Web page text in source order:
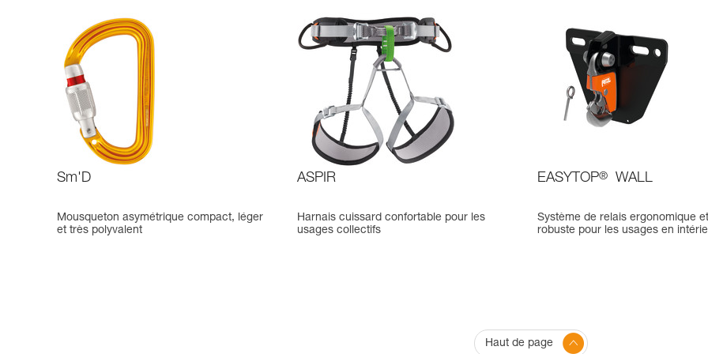
Sm'D
Mousqueton asymétrique compact, léger
et très polyvalent
ASPIR
Harnais cuissard confortable pour les
usages collectifs
EASYTOP® WALL
Système de relais ergonomique et
robuste pour les usages en
Haut de page